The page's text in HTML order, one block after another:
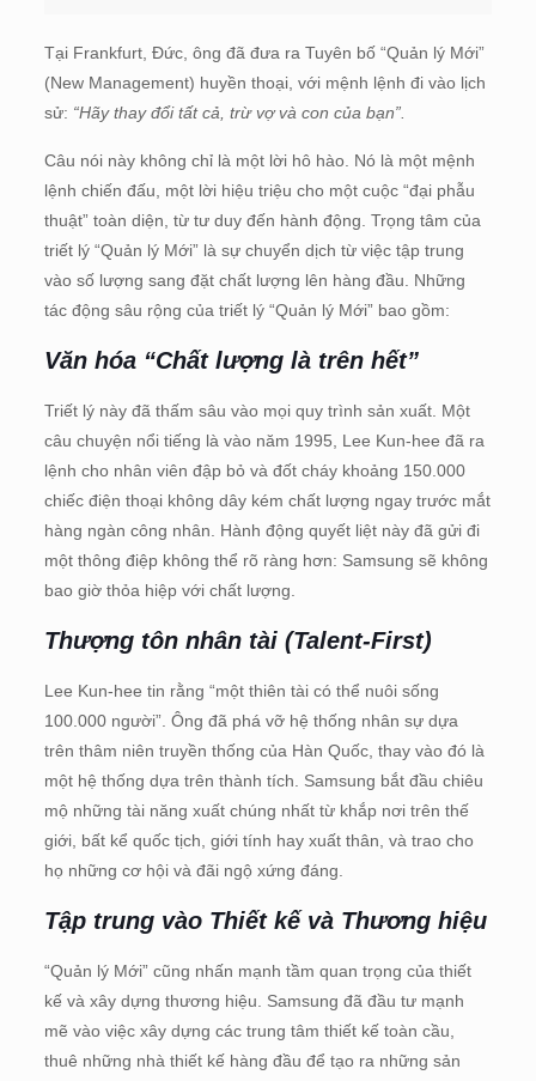
Tại Frankfurt, Đức, ông đã đưa ra Tuyên bố “Quản lý Mới”
(New Management) huyền thoại, với mệnh lệnh đi vào lịch
sử: “Hãy thay đổi tất cả, trừ vợ và con của bạn”.
Câu nói này không chỉ là một lời hô hào. Nó là một mệnh
lệnh chiến đấu, một lời hiệu triệu cho một cuộc “đại phẫu
thuật” toàn diện, từ tư duy đến hành động. Trọng tâm của
triết lý “Quản lý Mới” là sự chuyển dịch từ việc tập trung
vào số lượng sang đặt chất lượng lên hàng đầu. Những
tác động sâu rộng của triết lý “Quản lý Mới” bao gồm:
Văn hóa “Chất lượng là trên hết”
Triết lý này đã thấm sâu vào mọi quy trình sản xuất. Một
câu chuyện nổi tiếng là vào năm 1995, Lee Kun-hee đã ra
lệnh cho nhân viên đập bỏ và đốt cháy khoảng 150.000
chiếc điện thoại không dây kém chất lượng ngay trước mắt
hàng ngàn công nhân. Hành động quyết liệt này đã gửi đi
một thông điệp không thể rõ ràng hơn: Samsung sẽ không
bao giờ thỏa hiệp với chất lượng.
Thượng tôn nhân tài (Talent-First)
Lee Kun-hee tin rằng “một thiên tài có thể nuôi sống
100.000 người”. Ông đã phá vỡ hệ thống nhân sự dựa
trên thâm niên truyền thống của Hàn Quốc, thay vào đó là
một hệ thống dựa trên thành tích. Samsung bắt đầu chiêu
mộ những tài năng xuất chúng nhất từ khắp nơi trên thế
giới, bất kể quốc tịch, giới tính hay xuất thân, và trao cho
họ những cơ hội và đãi ngộ xứng đáng.
Tập trung vào Thiết kế và Thương hiệu
“Quản lý Mới” cũng nhấn mạnh tầm quan trọng của thiết
kế và xây dựng thương hiệu. Samsung đã đầu tư mạnh
mẽ vào việc xây dựng các trung tâm thiết kế toàn cầu,
thuê những nhà thiết kế hàng đầu để tạo ra những sản